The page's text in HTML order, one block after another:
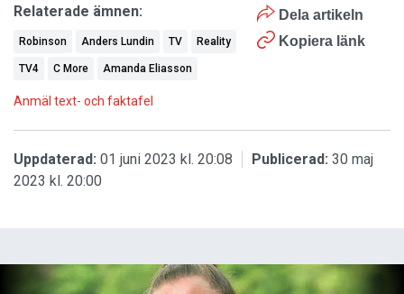
Dela artikeln
Kopiera länk
Relaterade ämnen:
Robinson Anders Lundin TV Reality
TV4 C More Amanda Eliasson
Anmäl text- och faktafel
Uppdaterad: 01 juni 2023 kl. 20:08 Publicerad: 30 maj
2023 kl. 20:00